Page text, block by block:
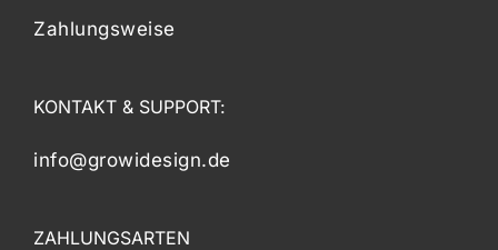
Zahlungsweise
KONTAKT & SUPPORT:
info@growidesign.de
ZAHLUNGSARTEN